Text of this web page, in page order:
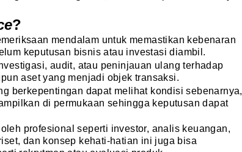
?
mendalam untuk memastikan kebenaran
keputusan bisnis atau investasi diambil.
audit, atau peninjauan ulang terhadap
aset yang menjadi objek transaksi.
berkepentingan dapat melihat kondisi sebenarnya,
di permukaan sehingga keputusan dapat
profesional seperti investor, analis keuangan,
dan konsep kehati-hatian ini juga bisa